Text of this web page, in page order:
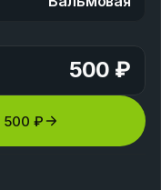
500 ₽
500 ₽